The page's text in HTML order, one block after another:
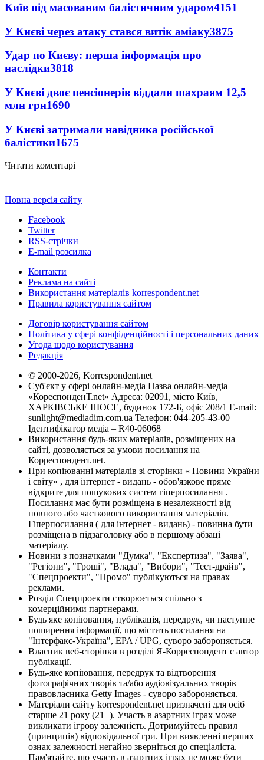
Київ під масованим балістичним ударом4151
У Києві через атаку стався витік аміаку3875
Удар по Києву: перша інформація про
наслідки3818
У Києві двоє пенсіонерів віддали шахраям 12,5
млн грн1690
У Києві затримали навідника російської
балістики1675
Читати коментарі
Повна версія сайту
Facebook
Twitter
RSS-стрічки
E-mail розсилка
Контакти
Реклама на сайті
Використання матеріалів korrespondent.net
Правила користування сайтом
Договір користування сайтом
Політика у сфері конфіденційності і персональних даних
Угода щодо користування
Редакція
© 2000-2026, Korrespondent.net
Суб'єкт у сфері онлайн-медіа Назва онлайн-медіа –
«КореспонденТ.net» Адреса: 02091, місто Київ,
ХАРКІВСЬКЕ ШОСЕ, будинок 172-Б, офіс 208/1 E-mail:
sunlight@mediadim.com.ua Телефон: 044-205-43-00
Ідентифікатор медіа – R40-06068
Використання будь-яких матеріалів, розміщених на
сайті, дозволяється за умови посилання на
Корреспондент.net.
При копіюванні матеріалів зі сторінки « Новини України
і світу» , для інтернет - видань - обов'язкове пряме
відкрите для пошукових систем гіперпосилання .
Посилання має бути розміщена в незалежності від
повного або часткового використання матеріалів.
Гіперпосилання ( для інтернет - видань) - повинна бути
розміщена в підзаголовку або в першому абзаці
матеріалу.
Новини з позначками "Думка", "Експертиза", "Заява",
"Регіони", "Гроші", "Влада", "Вибори", "Тест-драйв",
"Спецпроекти", "Промо" публікуються на правах
реклами.
Розділ Спецпроекти створюється спільно з
комерційними партнерами.
Будь яке копіювання, публікація, передрук, чи наступне
поширення інформації, що містить посилання на
"Інтерфакс-Україна", EPA / UPG, суворо забороняється.
Власник веб-сторінки в розділі Я-Корреспондент є автор
публікації.
Будь-яке копіювання, передрук та відтворення
фотографічних творів та/або аудіовізуальних творів
правовласника Getty Images - суворо забороняється.
Матеріали сайту korrespondent.net призначені для осіб
старше 21 року (21+). Участь в азартних іграх може
викликати ігрову залежність. Дотримуйтесь правил
(принципів) відповідальної гри. При виявленні перших
ознак залежності негайно зверніться до спеціаліста.
Пам'ятайте, що участь в азартних іграх не може бути